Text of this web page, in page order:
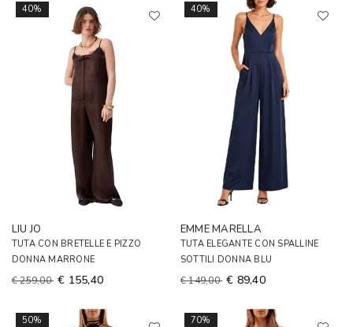
40%
LIU JO
TUTA CON BRETELLE E PIZZO
DONNA MARRONE
€ 259,00 € 155,40
40%
EMME MARELLA
TUTA ELEGANTE CON SPALLINE
SOTTILI DONNA BLU
€ 149,00 € 89,40
50% 70%